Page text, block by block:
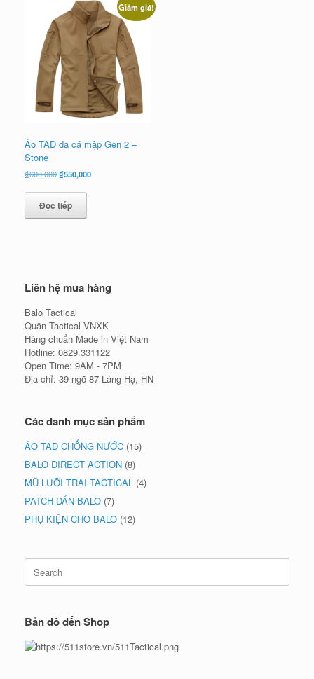
Giảm giá!
Áo TAD da cá mập Gen 2 –
Stone
₫600,000Giá
là:
₫600,000.
₫550,000Giá
Đọc tiếp
Liên hệ mua hàng
Balo Tactical
Quần Tactical VNXK
Hàng chuẩn Made in Việt Nam
Hotline: 0829.331122
Open Time: 9AM - 7PM
Địa chỉ: 39 ngõ 87 Láng Hạ, HN
Các danh mục sản phẩm
ÁO TAD CHỐNG NƯỚC (15)
BALO DIRECT ACTION (8)
MŨ LƯỠI TRAI TACTICAL (4)
PATCH DÁN BALO (7)
PHỤ KIỆN CHO BALO (12)
Search
for:
Bản đồ đến Shop